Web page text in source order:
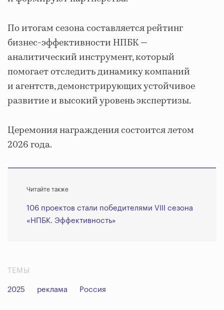
По итогам сезона составляется рейтинг
бизнес-эффективности НПБК —
аналитический инструмент, который
помогает отследить динамику компаний
и агентств, демонстрирующих устойчивое
развитие и высокий уровень экспертизы.
Церемония награждения состоится летом
2026 года.
Читайте также
106 проектов стали победителями VIII сезона
«НПБК. Эффективность»
ТЕМЫ
2025 реклама Россия